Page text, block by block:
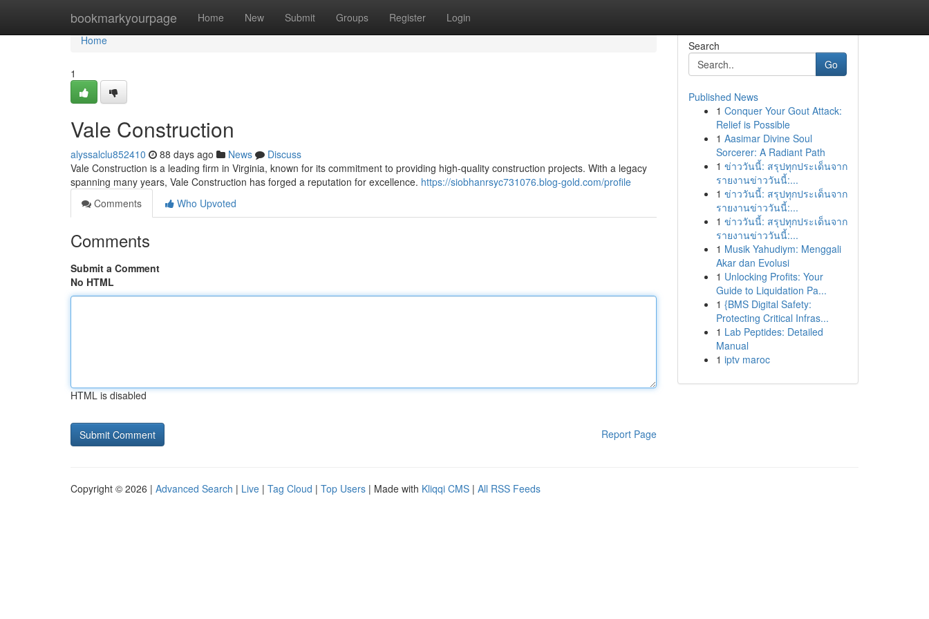
bookmarkyourpage Home New Submit Groups Register Login
Home
Home
1
Vale Construction
alyssalclu852410 88 days ago News
Discuss
Vale Construction is a leading firm in Virginia, known for its commitment to providing high-quality construction projects. With a legacy
spanning many years, Vale Construction has forged a reputation for excellence. https://siobhanrsyc731076.blog-gold.com/profile
Comments
Who Upvoted
Comments
Submit a Comment
No HTML
HTML is disabled
Report Page
Search
Go
Published News
1 Conquer Your Gout Attack:
Relief is Possible
1 Aasimar Divine Soul
Sorcerer: A Radiant Path
1 ข่าววันนี้: สรุปทุกประเด็นจาก
รายงานข่าววันนี้:...
1 ข่าววันนี้: สรุปทุกประเด็นจาก
รายงานข่าววันนี้:...
1 ข่าววันนี้: สรุปทุกประเด็นจาก
รายงานข่าววันนี้:...
1 Musik Yahudiym: Menggali
Akar dan Evolusi
1 Unlocking Profits: Your
Guide to Liquidation Pa...
1 {BMS Digital Safety:
Protecting Critical Infras...
1 Lab Peptides: Detailed
Manual
1 iptv maroc
Copyright © 2026 | Advanced Search | Live | Tag Cloud | Top Users | Made with Kliqqi CMS | All RSS Feeds